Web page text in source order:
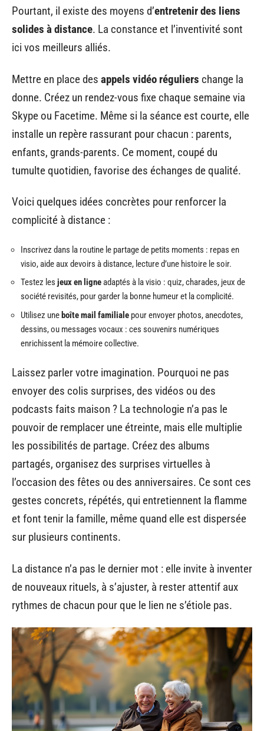
Pourtant, il existe des moyens d’entretenir des liens
solides à distance. La constance et l’inventivité sont
ici vos meilleurs alliés.
Mettre en place des appels vidéo réguliers change la
donne. Créez un rendez-vous fixe chaque semaine via
Skype ou Facetime. Même si la séance est courte, elle
installe un repère rassurant pour chacun : parents,
enfants, grands-parents. Ce moment, coupé du
tumulte quotidien, favorise des échanges de qualité.
Voici quelques idées concrètes pour renforcer la
complicité à distance :
Inscrivez dans la routine le partage de petits moments : repas en
visio, aide aux devoirs à distance, lecture d’une histoire le soir.
Testez les jeux en ligneadaptés à la visio : quiz, charades, jeux de
société revisités, pour garder la bonne humeur et la complicité.
Utilisez une boîte mail familiale pour envoyer photos, anecdotes,
dessins, ou messages vocaux : ces souvenirs numériques
enrichissent la mémoire collective.
Laissez parler votre imagination. Pourquoi ne pas
envoyer des colis surprises, des vidéos ou des
podcasts faits maison ? La technologie n’a pas le
pouvoir de remplacer une étreinte, mais elle multiplie
les possibilités de partage. Créez des albums
partagés, organisez des surprises virtuelles à
l’occasion des fêtes ou des anniversaires. Ce sont ces
gestes concrets, répétés, qui entretiennent la flamme
et font tenir la famille, même quand elle est dispersée
sur plusieurs continents.
La distance n’a pas le dernier mot : elle invite à inventer
de nouveaux rituels, à s’ajuster, à rester attentif aux
rythmes de chacun pour que le lien ne s’étiole pas.